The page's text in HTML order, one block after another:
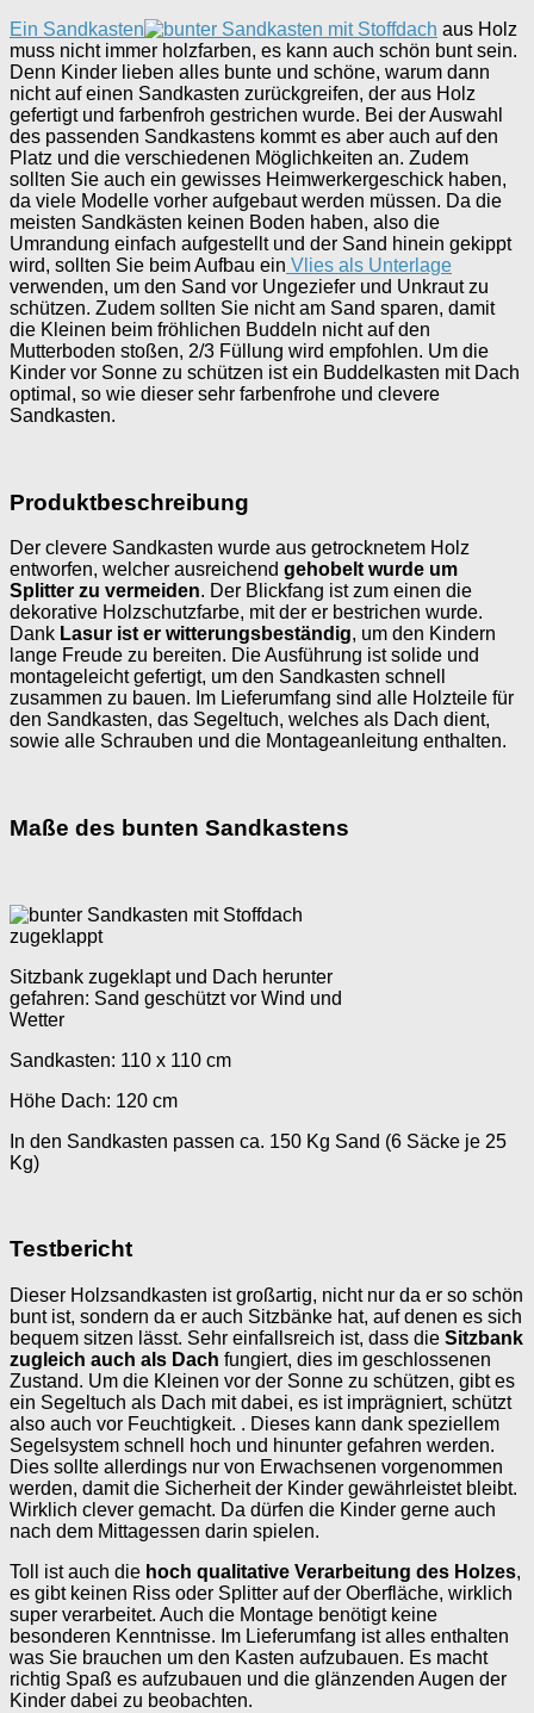
Ein Sandkasten
aus Holz
muss nicht immer holzfarben, es kann auch schön bunt sein.
Denn Kinder lieben alles bunte und schöne, warum dann
nicht auf einen Sandkasten zurückgreifen, der aus Holz
gefertigt und farbenfroh gestrichen wurde. Bei der Auswahl
des passenden Sandkastens kommt es aber auch auf den
Platz und die verschiedenen Möglichkeiten an. Zudem
sollten Sie auch ein gewisses Heimwerkergeschick haben,
da viele Modelle vorher aufgebaut werden müssen. Da die
meisten Sandkästen keinen Boden haben, also die
Umrandung einfach aufgestellt und der Sand hinein gekippt
wird, sollten Sie beim Aufbau ein Vlies als Unterlage
verwenden, um den Sand vor Ungeziefer und Unkraut zu
schützen. Zudem sollten Sie nicht am Sand sparen, damit
die Kleinen beim fröhlichen Buddeln nicht auf den
Mutterboden stoßen, 2/3 Füllung wird empfohlen. Um die
Kinder vor Sonne zu schützen ist ein Buddelkasten mit Dach
optimal, so wie dieser sehr farbenfrohe und clevere
Sandkasten.
Produktbeschreibung
Der clevere Sandkasten wurde aus getrocknetem Holz
entworfen, welcher ausreichend gehobelt wurde um
Splitter zu vermeiden. Der Blickfang ist zum einen die
dekorative Holzschutzfarbe, mit der er bestrichen wurde.
Dank Lasur ist er witterungsbeständig, um den Kindern
lange Freude zu bereiten. Die Ausführung ist solide und
montageleicht gefertigt, um den Sandkasten schnell
zusammen zu bauen. Im Lieferumfang sind alle Holzteile für
den Sandkasten, das Segeltuch, welches als Dach dient,
sowie alle Schrauben und die Montageanleitung enthalten.
Maße des bunten Sandkastens
Sitzbank zugeklapt und Dach herunter
gefahren: Sand geschützt vor Wind und
Wetter
Sandkasten: 110 x 110 cm
Höhe Dach: 120 cm
In den Sandkasten passen ca. 150 Kg Sand (6 Säcke je 25
Kg)
Testbericht
Dieser Holzsandkasten ist großartig, nicht nur da er so schön
bunt ist, sondern da er auch Sitzbänke hat, auf denen es sich
bequem sitzen lässt. Sehr einfallsreich ist, dass die Sitzbank
zugleich auch als Dach fungiert, dies im geschlossenen
Zustand. Um die Kleinen vor der Sonne zu schützen, gibt es
ein Segeltuch als Dach mit dabei, es ist imprägniert, schützt
also auch vor Feuchtigkeit. . Dieses kann dank speziellem
Segelsystem schnell hoch und hinunter gefahren werden.
Dies sollte allerdings nur von Erwachsenen vorgenommen
werden, damit die Sicherheit der Kinder gewährleistet bleibt.
Wirklich clever gemacht. Da dürfen die Kinder gerne auch
nach dem Mittagessen darin spielen.
Toll ist auch die hoch qualitative Verarbeitung des Holzes,
es gibt keinen Riss oder Splitter auf der Oberfläche, wirklich
super verarbeitet. Auch die Montage benötigt keine
besonderen Kenntnisse. Im Lieferumfang ist alles enthalten
was Sie brauchen um den Kasten aufzubauen. Es macht
richtig Spaß es aufzubauen und die glänzenden Augen der
Kinder dabei zu beobachten.